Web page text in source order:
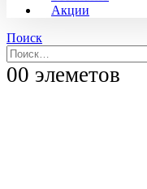
Акции
Поиск
00 элеметов